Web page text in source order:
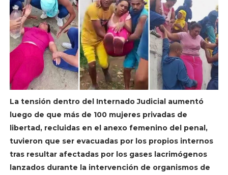
La tensión dentro del Internado Judicial aumentó
luego de que más de 100 mujeres privadas de
libertad, recluidas en el anexo femenino del penal,
tuvieron que ser evacuadas por los propios internos
tras resultar afectadas por los gases lacrimógenos
lanzados durante la intervención de organismos de